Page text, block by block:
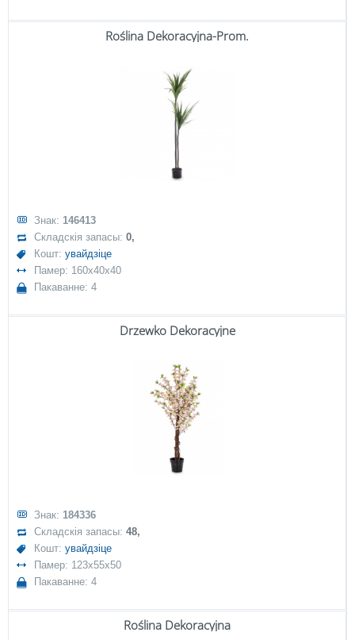
Roślina Dekoracyjna-Prom.
Знак: 146413
Складскія запасы:0,
Кошт:увайдзіце
Памер: 160x40x40
Пакаванне: 4
Drzewko Dekoracyjne
Знак: 184336
Складскія запасы:48,
Кошт:увайдзіце
Памер: 123x55x50
Пакаванне: 4
Roślina Dekoracyjna